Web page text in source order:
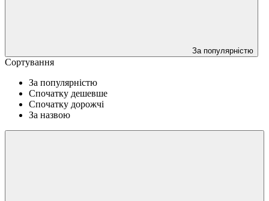
За популярністю
Сортування
За популярністю
Спочатку дешевше
Спочатку дорожчі
За назвою